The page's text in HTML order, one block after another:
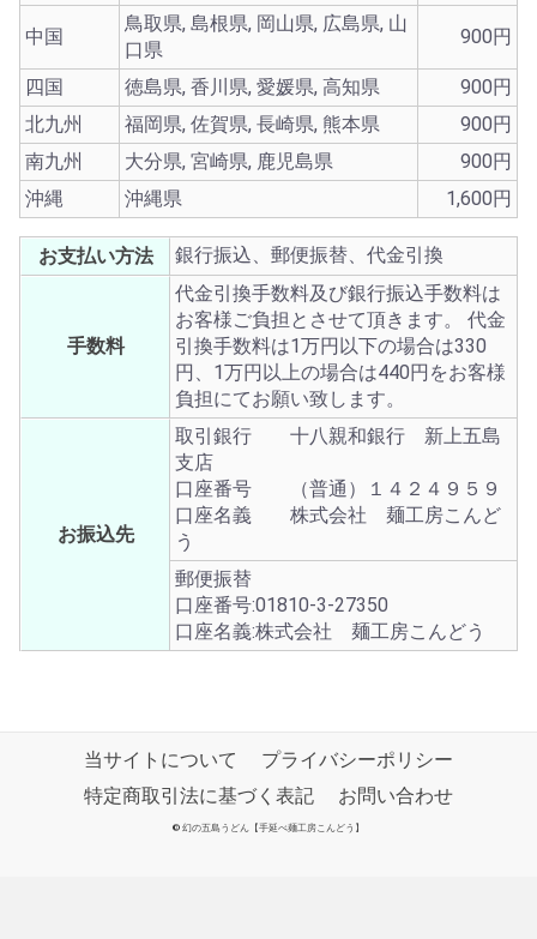
中国
鳥取県, 島根県, 岡山県, 広島県, 山
口県
900円
四国 徳島県, 香川県, 愛媛県, 高知県
900円
北九州
福岡県, 佐賀県, 長崎県, 熊本県
900円
南九州
大分県, 宮崎県, 鹿児島県
900円
沖縄
沖縄県 1,600円
お支払い方法 銀行振込、郵便振替、代金引換
手数料
代金引換手数料及び銀行振込手数料は
お客様ご負担とさせて頂きます。 代金
引換手数料は1万円以下の場合は330
円、1万円以上の場合は440円をお客様
負担にてお願い致します。
お振込先
取引銀行 十八親和銀行 新上五島
支店
口座番号 （普通）１４２４９５９
口座名義 株式会社 麺工房こんど
う
郵便振替
口座番号:01810-3-27350
口座名義:株式会社 麺工房こんどう
当サイトについて
プライバシーポリシー
特定商取引法に基づく表記
お問い合わせ
© 幻の五島うどん【手延べ麺工房こんどう】